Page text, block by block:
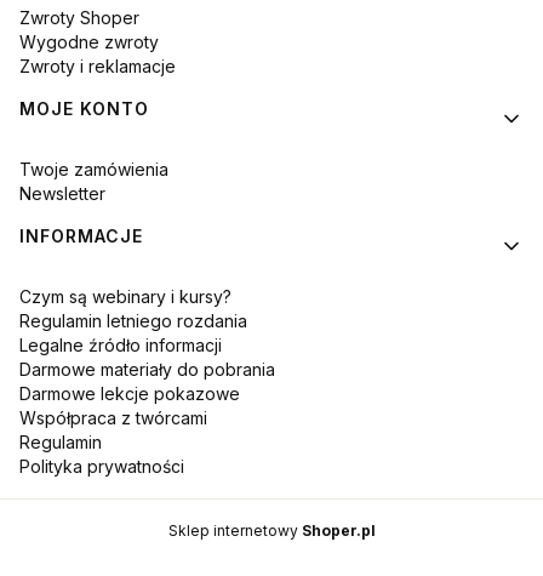
Zwroty Shoper
Wygodne zwroty
Zwroty i reklamacje
MOJE KONTO
Twoje zamówienia
Newsletter
INFORMACJE
Czym są webinary i kursy?
Regulamin letniego rozdania
Legalne źródło informacji
Darmowe materiały do pobrania
Darmowe lekcje pokazowe
Współpraca z twórcami
Regulamin
Polityka prywatności
Sklep internetowy Shoper.pl